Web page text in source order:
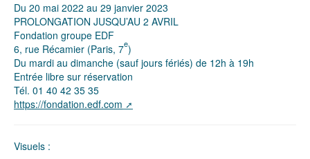
Du 20 mai 2022 au 29 janvier 2023
PROLONGATION JUSQU’AU 2 AVRIL
Fondation groupe EDF
6, rue Récamier (Paris, 7e)
Du mardi au dimanche (sauf jours fériés) de 12h à 19h
Entrée libre sur réservation
Tél. 01 40 42 35 35
https://fondation.edf.com
Visuels :